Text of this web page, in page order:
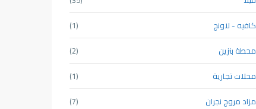
كافيه - لاونج
(1)
محطة بنزين
(2)
محلات تجارية
(1)
مزاد مروج نجران
(7)